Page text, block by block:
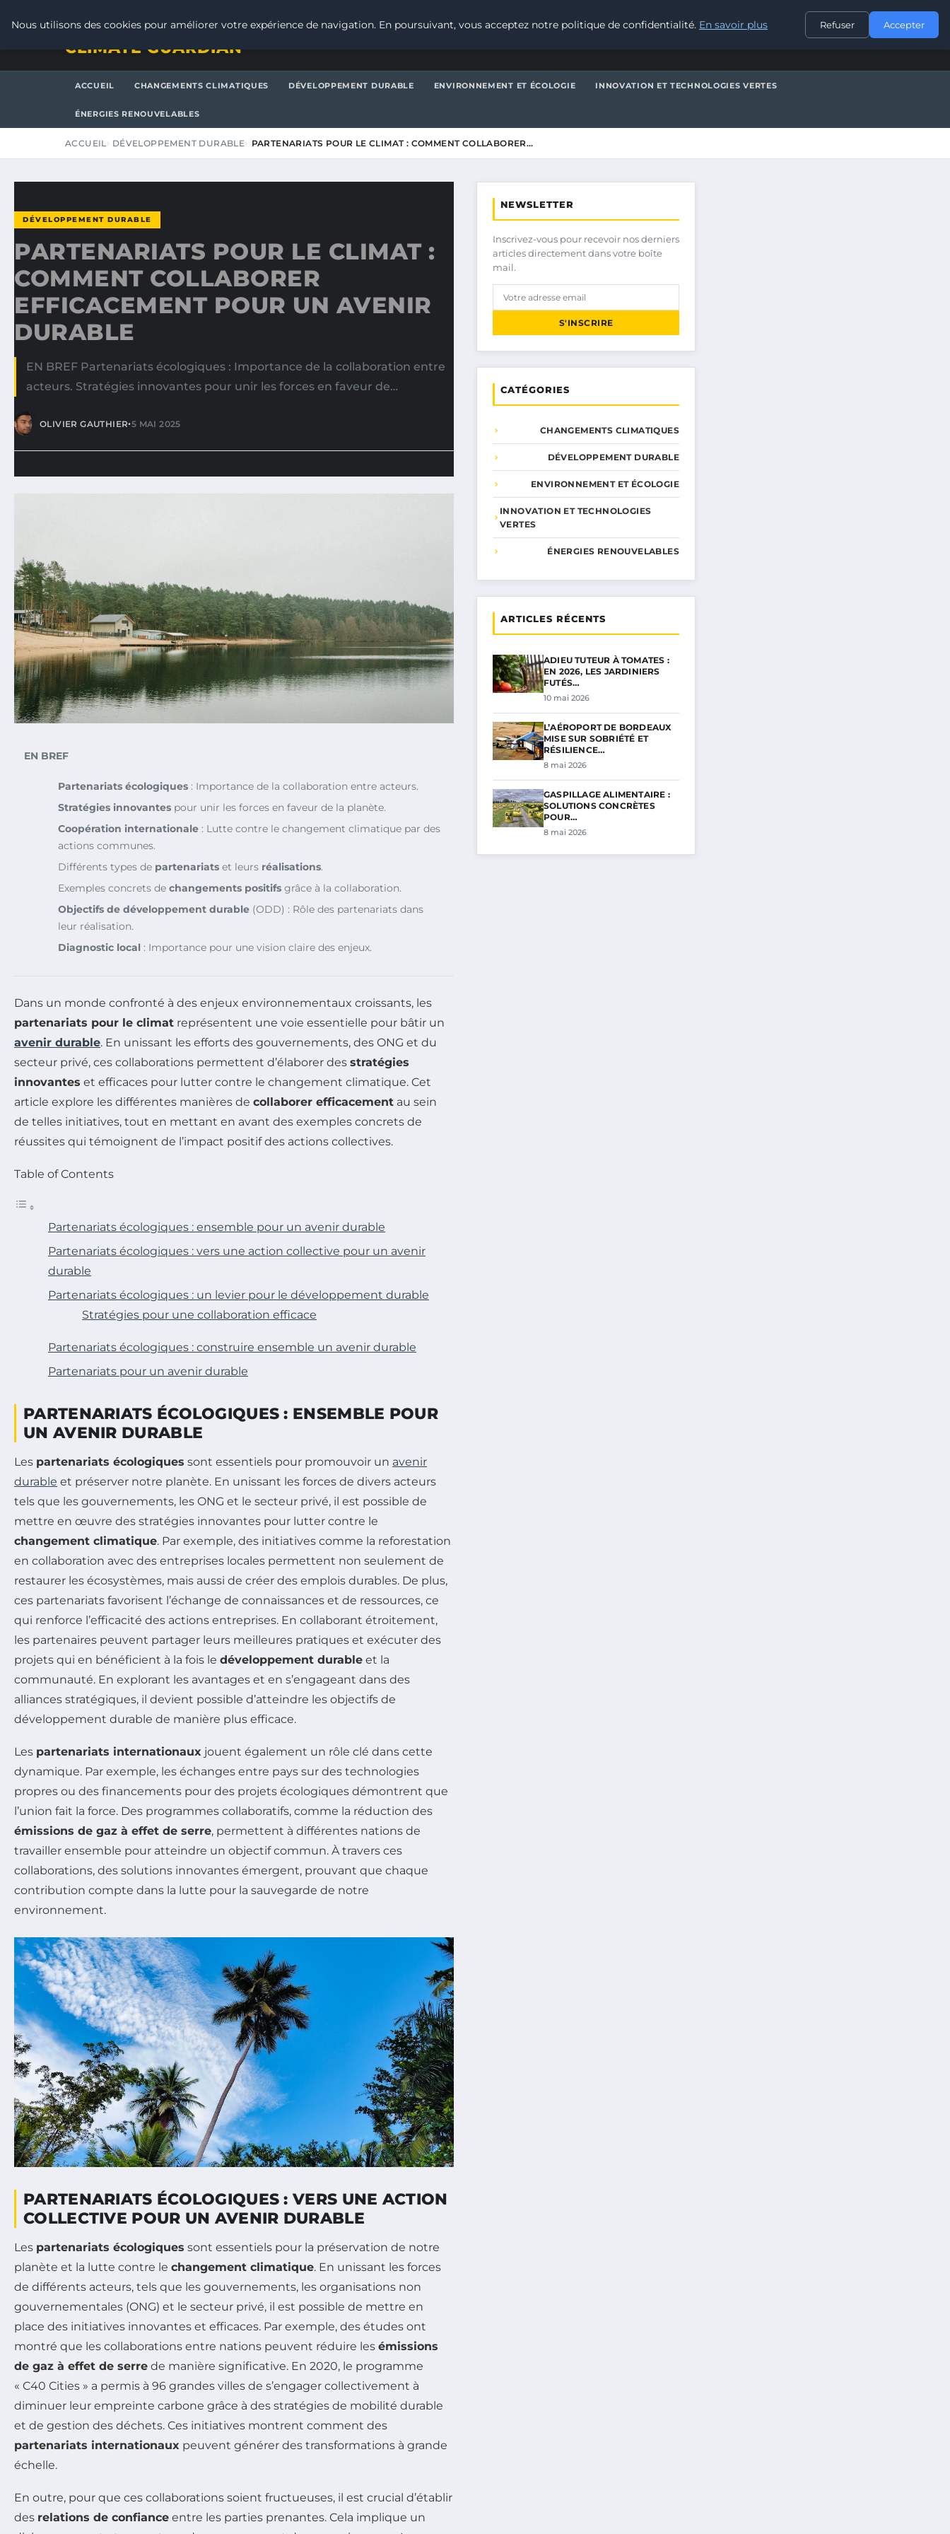
CONTACT
CLIMATE GUARDIAN
ACCUEIL CHANGEMENTS CLIMATIQUES DÉVELOPPEMENT DURABLE ENVIRONNEMENT ET ÉCOLOGIE INNOVATION ET TECHNOLOGIES VERTES
ÉNERGIES RENOUVELABLES
ACCUEIL DÉVELOPPEMENT DURABLE PARTENARIATS POUR LE CLIMAT : COMMENT COLLABORER…
DÉVELOPPEMENT DURABLE
PARTENARIATS POUR LE CLIMAT :
COMMENT COLLABORER
EFFICACEMENT POUR UN AVENIR
DURABLE
EN BREF Partenariats écologiques : Importance de la collaboration entre
acteurs. Stratégies innovantes pour unir les forces en faveur de…
OLIVIER GAUTHIER•5 MAI 2025
EN BREF
Partenariats écologiques : Importance de la collaboration entre acteurs.
Stratégies innovantes pour unir les forces en faveur de la planète.
Coopération internationale : Lutte contre le changement climatique par des
actions communes.
Différents types de partenariats et leurs réalisations.
Exemples concrets de changements positifs grâce à la collaboration.
Objectifs de développement durable (ODD) : Rôle des partenariats dans
leur réalisation.
Diagnostic local : Importance pour une vision claire des enjeux.
Dans un monde confronté à des enjeux environnementaux croissants, les
partenariats pour le climat représentent une voie essentielle pour bâtir un
avenir durable. En unissant les efforts des gouvernements, des ONG et du
secteur privé, ces collaborations permettent d’élaborer des stratégies
innovantes et efficaces pour lutter contre le changement climatique. Cet
article explore les différentes manières de collaborer efficacement au sein
de telles initiatives, tout en mettant en avant des exemples concrets de
réussites qui témoignent de l’impact positif des actions collectives.
Table of Contents
Partenariats écologiques : ensemble pour un avenir durable
Partenariats écologiques : vers une action collective pour un avenir
durable
Partenariats écologiques : un levier pour le développement durable
Stratégies pour une collaboration efficace
Partenariats écologiques : construire ensemble un avenir durable
Partenariats pour un avenir durable
PARTENARIATS ÉCOLOGIQUES : ENSEMBLE POUR
UN AVENIR DURABLE
Les partenariats écologiques sont essentiels pour promouvoir un avenir
durable et préserver notre planète. En unissant les forces de divers acteurs
tels que les gouvernements, les ONG et le secteur privé, il est possible de
mettre en œuvre des stratégies innovantes pour lutter contre le
changement climatique. Par exemple, des initiatives comme la reforestation
en collaboration avec des entreprises locales permettent non seulement de
restaurer les écosystèmes, mais aussi de créer des emplois durables. De plus,
ces partenariats favorisent l’échange de connaissances et de ressources, ce
qui renforce l’efficacité des actions entreprises. En collaborant étroitement,
les partenaires peuvent partager leurs meilleures pratiques et exécuter des
projets qui en bénéficient à la fois le développement durable et la
communauté. En explorant les avantages et en s’engageant dans des
alliances stratégiques, il devient possible d’atteindre les objectifs de
développement durable de manière plus efficace.
Les partenariats internationaux jouent également un rôle clé dans cette
dynamique. Par exemple, les échanges entre pays sur des technologies
propres ou des financements pour des projets écologiques démontrent que
l’union fait la force. Des programmes collaboratifs, comme la réduction des
émissions de gaz à effet de serre, permettent à différentes nations de
travailler ensemble pour atteindre un objectif commun. À travers ces
collaborations, des solutions innovantes émergent, prouvant que chaque
contribution compte dans la lutte pour la sauvegarde de notre
environnement.
PARTENARIATS ÉCOLOGIQUES : VERS UNE ACTION
COLLECTIVE POUR UN AVENIR DURABLE
Les partenariats écologiques sont essentiels pour la préservation de notre
planète et la lutte contre le changement climatique. En unissant les forces
de différents acteurs, tels que les gouvernements, les organisations non
gouvernementales (ONG) et le secteur privé, il est possible de mettre en
place des initiatives innovantes et efficaces. Par exemple, des études ont
montré que les collaborations entre nations peuvent réduire les émissions
de gaz à effet de serre de manière significative. En 2020, le programme
« C40 Cities » a permis à 96 grandes villes de s’engager collectivement à
diminuer leur empreinte carbone grâce à des stratégies de mobilité durable
et de gestion des déchets. Ces initiatives montrent comment des
partenariats internationaux peuvent générer des transformations à grande
échelle.
En outre, pour que ces collaborations soient fructueuses, il est crucial d’établir
des relations de confiance entre les parties prenantes. Cela implique un
NEWSLETTER
Inscrivez-vous pour recevoir nos derniers
articles directement dans votre boîte
mail.
S'INSCRIRE
CATÉGORIES
CHANGEMENTS CLIMATIQUES
DÉVELOPPEMENT DURABLE
ENVIRONNEMENT ET ÉCOLOGIE
INNOVATION ET TECHNOLOGIES
VERTES
ÉNERGIES RENOUVELABLES
ARTICLES RÉCENTS
ADIEU TUTEUR À TOMATES :
EN 2026, LES JARDINIERS
FUTÉS…
10 mai 2026
L’AÉROPORT DE BORDEAUX
MISE SUR SOBRIÉTÉ ET
RÉSILIENCE…
8 mai 2026
GASPILLAGE ALIMENTAIRE :
SOLUTIONS CONCRÈTES
POUR…
8 mai 2026
Nous utilisons des cookies pour améliorer votre expérience de navigation. En poursuivant, vous acceptez notre politique de confidentialité. En savoir plus Refuser Accepter